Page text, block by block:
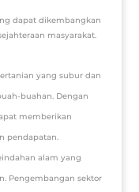
dapat dikembangkan
masyarakat.
yang subur dan
buahan. Dengan
memberikan
pendapatan.
alam yang
Pengembangan sektor